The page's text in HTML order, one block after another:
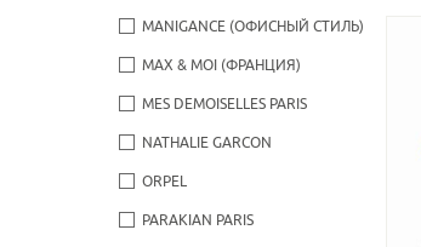
MANIGANCE (ОФИСНЫЙ СТИЛЬ)
MAX & MOI (ФРАНЦИЯ)
MES DEMOISELLES PARIS
NATHALIE GARCON
ORPEL
PARAKIAN PARIS